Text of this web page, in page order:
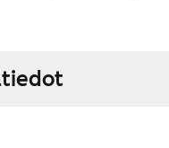
mustaa laminaattia ja
keraaminen liesi ja jää-